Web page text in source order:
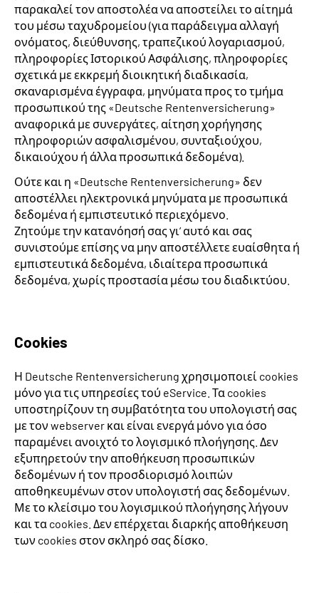
παρακαλεί τον αποστολέα να αποστείλει το αίτημά
του μέσω ταχυδρομείου (για παράδειγμα αλλαγή
ονόματος, διεύθυνσης, τραπεζικού λογαριασμού,
πληροφορίες Ιστορικού Ασφάλισης, πληροφορίες
σχετικά με εκκρεμή διοικητική διαδικασία,
σκαναρισμένα έγγραφα, μηνύματα προς το τμήμα
προσωπικού της «Deutsche Rentenversicherung»
αναφορικά με συνεργάτες, αίτηση χορήγησης
πληροφοριών ασφαλισμένου, συνταξιούχου,
δικαιούχου ή άλλα προσωπικά δεδομένα).
Ούτε και η «Deutsche Rentenversicherung» δεν
αποστέλλει ηλεκτρονικά μηνύματα με προσωπικά
δεδομένα ή εμπιστευτικό περιεχόμενο.
Ζητούμε την κατανόησή σας γι’ αυτό και σας
συνιστούμε επίσης να μην αποστέλλετε ευαίσθητα ή
εμπιστευτικά δεδομένα, ιδιαίτερα προσωπικά
δεδομένα, χωρίς προστασία μέσω του διαδικτύου.
Cookies
Η Deutsche Rentenversicherung χρησιμοποιεί cookies
μόνο για τις υπηρεσίες τού eService. Τα cookies
υποστηρίζουν τη συμβατότητα του υπολογιστή σας
με τον webserver και είναι ενεργά μόνο για όσο
παραμένει ανοιχτό το λογισμικό πλοήγησης. Δεν
εξυπηρετούν την αποθήκευση προσωπικών
δεδομένων ή τον προσδιορισμό λοιπών
αποθηκευμένων στον υπολογιστή σας δεδομένων.
Με το κλείσιμο του λογισμικού πλοήγησης λήγουν
και τα cookies. Δεν επέρχεται διαρκής αποθήκευση
των cookies στον σκληρό σας δίσκο.